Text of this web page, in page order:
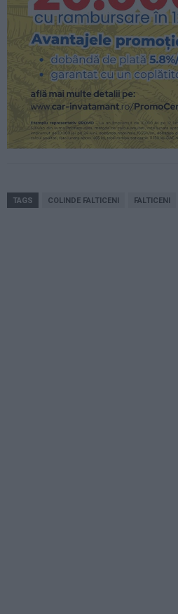
TAGS COLINDE FALTICENI FALTICENI